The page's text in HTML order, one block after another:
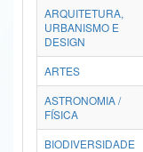
Ministério da Mulher, da
Secretaria de Governo
ARQUITETURA,
URBANISMO E
DESIGN
ARTES
ASTRONOMIA /
FÍSICA
BIODIVERSIDADE